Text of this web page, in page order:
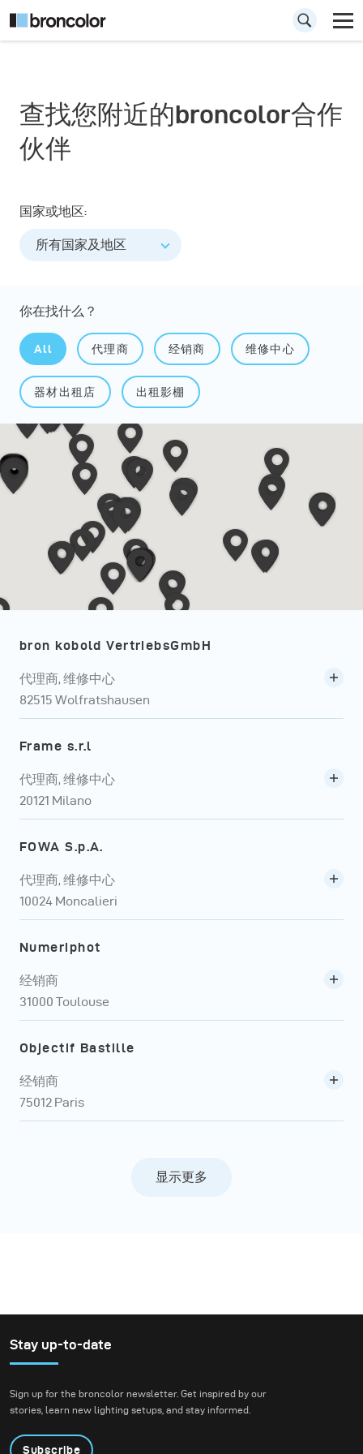
查找您附近的broncolor合作
伙伴
国家或地区:
所有国家及地区
你在找什么？
All 代理商 经销商 维修中心
器材出租店 出租影棚
bron kobold VertriebsGmbH
代理商, 维修中心
82515 Wolfratshausen
Frame s.r.l
代理商, 维修中心
20121 Milano
FOWA S.p.A.
代理商, 维修中心
10024 Moncalieri
Numeriphot
经销商
31000 Toulouse
Objectif Bastille
经销商
75012 Paris
显示更多
Stay up-to-date
Sign up for the broncolor newsletter. Get inspired by our
stories, learn new lighting setups, and stay informed.
Subscribe